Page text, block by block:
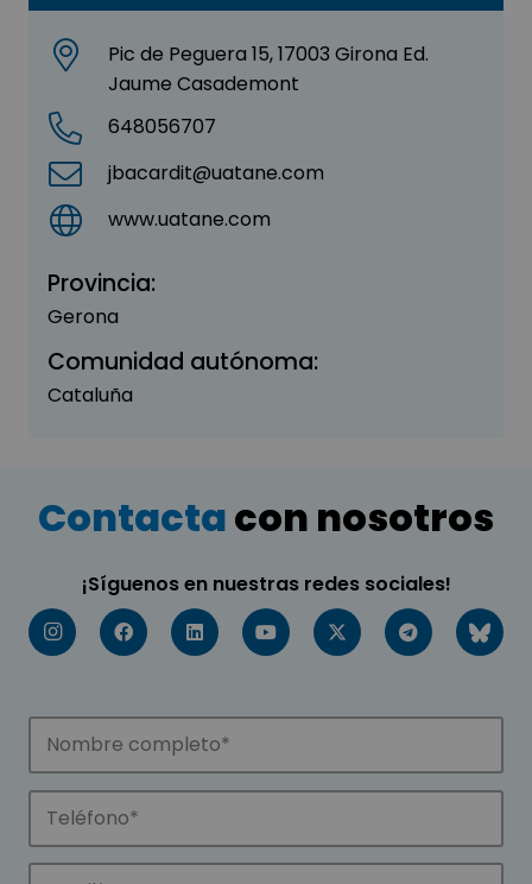
Pic de Peguera 15, 17003 Girona Ed.
Jaume Casademont
648056707
jbacardit@uatane.com
www.uatane.com
Provincia:
Gerona
Comunidad autónoma:
Cataluña
Contactacon nosotros
¡Síguenos en nuestras redes sociales!